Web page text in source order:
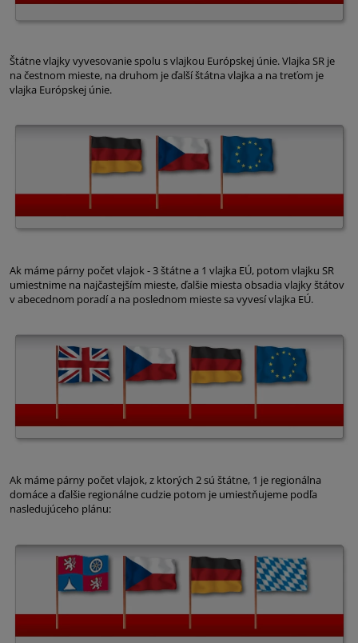
Štátne vlajky vyvesovanie spolu s vlajkou Európskej únie. Vlajka SR je
na čestnom mieste, na druhom je ďalší štátna vlajka a na treťom je
vlajka Európskej únie.
Ak máme párny počet vlajok - 3 štátne a 1 vlajka EÚ, potom vlajku SR
umiestnime na najčastejším mieste, ďalšie miesta obsadia vlajky štátov
v abecednom poradí a na poslednom mieste sa vyvesí vlajka EÚ.
Ak máme párny počet vlajok, z ktorých 2 sú štátne, 1 je regionálna
domáce a ďalšie regionálne cudzie potom je umiestňujeme podľa
nasledujúceho plánu: